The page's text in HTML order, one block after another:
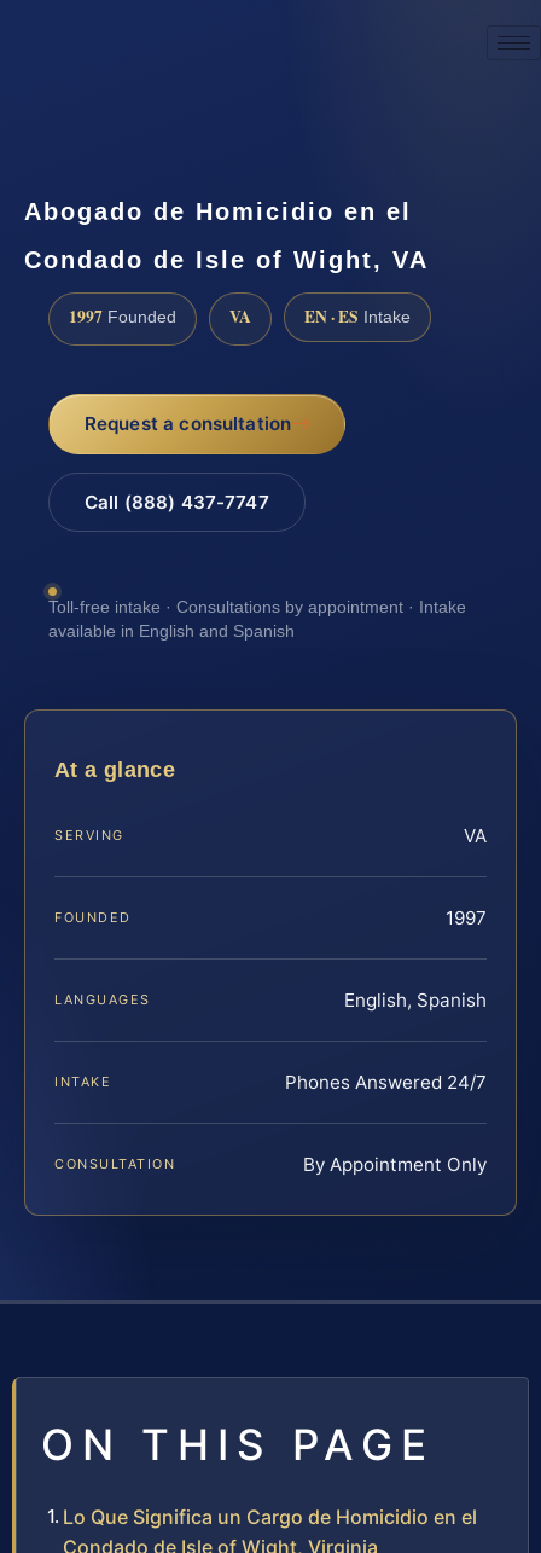
Abogado de Homicidio en el
Condado de Isle of Wight, VA
1997 Founded VA EN · ES Intake
Request a consultation
Call (888) 437-7747
Toll-free intake · Consultations by appointment · Intake
available in English and Spanish
At a glance
SERVING VA
FOUNDED 1997
LANGUAGES English, Spanish
INTAKE Phones Answered 24/7
CONSULTATION By Appointment Only
ON THIS PAGE
Lo Que Significa un Cargo de Homicidio en el
Condado de Isle of Wight, Virginia